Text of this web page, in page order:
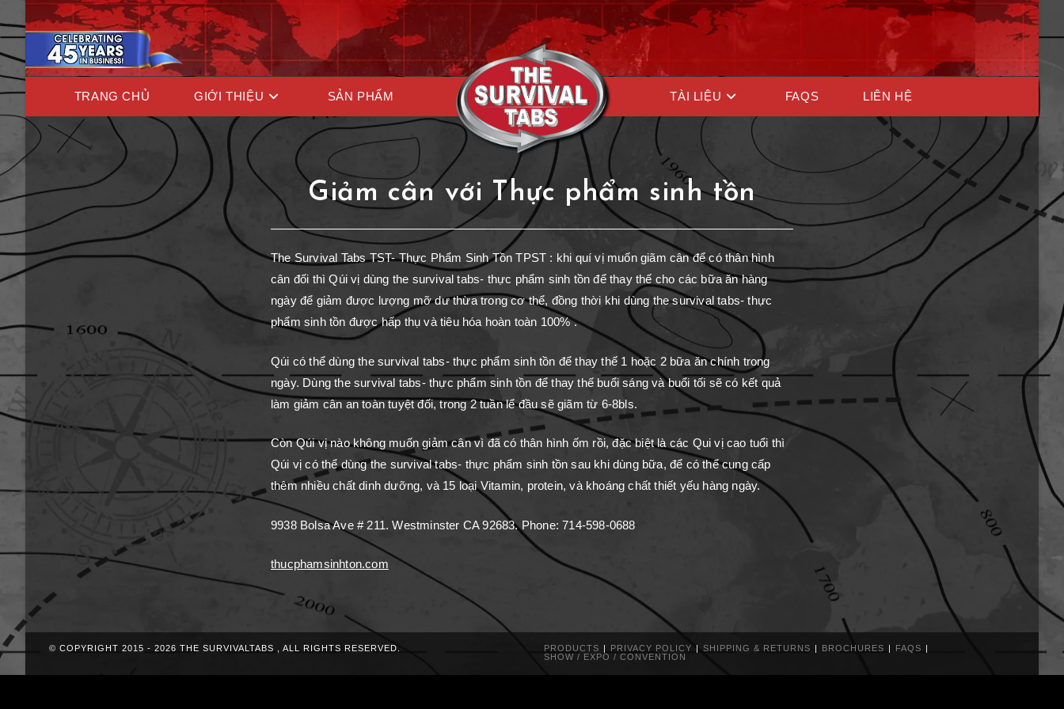
TRANG CHỦ GIỚI THIỆU SẢN PHẨM TÀI LIỆU FAQS LIÊN HỆ
Giảm cân với Thực phẩm sinh tồn
The Survival Tabs TST- Thực Phẩm Sinh Tồn TPST : khi quí vị muốn giãm cân để có thân hình
cân đối thì Qúi vị dùng the survival tabs- thực phẩm sinh tồn để thay thế cho các bữa ăn hàng
ngày để giảm được lượng mỡ dư thừa trong cơ thể, đồng thời khi dùng the survival tabs- thực
phẩm sinh tồn được hấp thụ và tiêu hóa hoàn toàn 100% .
Qúi có thể dùng the survival tabs- thực phẩm sinh tồn để thay thế 1 hoặc 2 bữa ăn chính trong
ngày. Dùng the survival tabs- thực phẩm sinh tồn để thay thế buổi sáng và buổi tối sẽ có kết quả
làm giảm cân an toàn tuyệt đối, trong 2 tuần lể đầu sẽ giãm từ 6-8bls.
Còn Qúi vị nào không muốn giảm cân vì đã có thân hình ốm rồi, đặc biệt là các Qui vị cao tuổi thì
Qúi vị có thể dùng the survival tabs- thực phẩm sinh tồn sau khi dùng bữa, để có thể cung cấp
thêm nhiều chất dinh dưỡng, và 15 loại Vitamin, protein, và khoáng chất thiết yếu hàng ngày.
9938 Bolsa Ave # 211. Westminster CA 92683. Phone: 714-598-0688
thucphamsinhton.com
PRODUCTS PRIVACY POLICY SHIPPING & RETURNS BROCHURES
FAQS
SHOW / EXPO / CONVENTION
© COPYRIGHT 2015 - 2026 THE SURVIVALTABS , ALL RIGHTS RESERVED.